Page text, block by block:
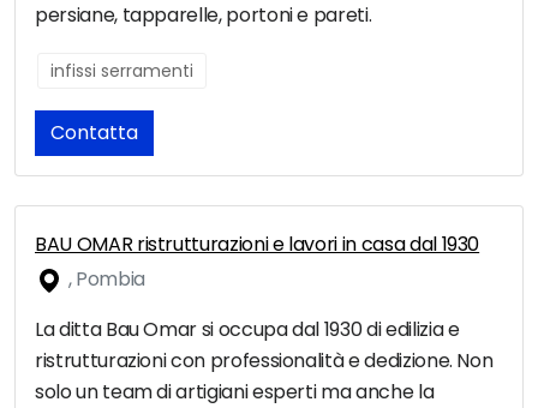
persiane, tapparelle, portoni e pareti.
infissi serramenti
Contatta
BAU OMAR ristrutturazioni e lavori in casa dal 1930
, Pombia
La ditta Bau Omar si occupa dal 1930 di edilizia e
ristrutturazioni con professionalità e dedizione. Non
solo un team di artigiani esperti ma anche la